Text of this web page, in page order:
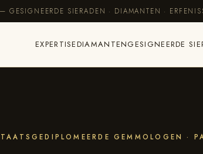
— GESIGNEERDE SIERADEN · DIAMANTEN ·
EXPERTISEDIAMANTENGESIGNEERDE
GEMMOLOGEN ·